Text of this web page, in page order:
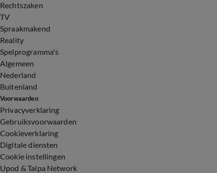
Rechtszaken
TV
Spraakmakend
Reality
Spelprogramma's
Algemeen
Nederland
Buitenland
Voorwaarden
Privacyverklaring
Gebruiksvoorwaarden
Cookieverklaring
Digitale diensten
Cookie instellingen
Upod & Talpa Network